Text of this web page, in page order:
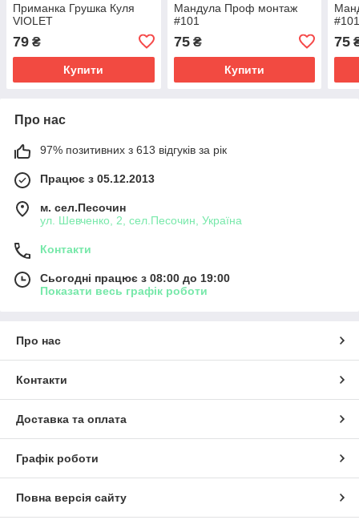
Приманка Грушка Куля
VIOLET
79 ₴
Купити
Мандула Проф монтаж
#101
75₴
Купити
75
Про нас
97% позитивних з 613 відгуків за рік
Працює з 05.12.2013
м. сел.Песочин
ул. Шевченко, 2, сел.Песочин, Україна
Контакти
Сьогодні працює з 08:00 до 19:00
Показати весь графік роботи
Про нас
Контакти
Доставка та оплата
Графік роботи
Повна версія сайту